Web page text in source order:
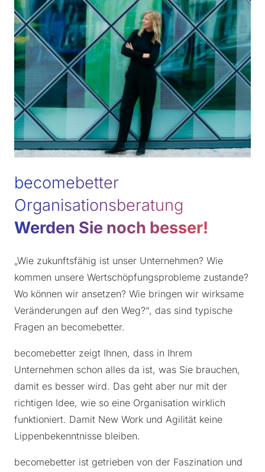
becomebetter
Organisationsberatung
Werden Sie noch besser!
„Wie zukunftsfähig ist unser Unternehmen? Wie
kommen unsere Wertschöpfungsprobleme zustande?
Wo können wir ansetzen? Wie bringen wir wirksame
Veränderungen auf den Weg?“, das sind typische
Fragen an becomebetter.
becomebetter zeigt Ihnen, dass in Ihrem
Unternehmen schon alles da ist, was Sie brauchen,
damit es besser wird. Das geht aber nur mit der
richtigen Idee, wie so eine Organisation wirklich
funktioniert. Damit New Work und Agilität keine
Lippenbekenntnisse bleiben.
becomebetter ist getrieben von der Faszination und